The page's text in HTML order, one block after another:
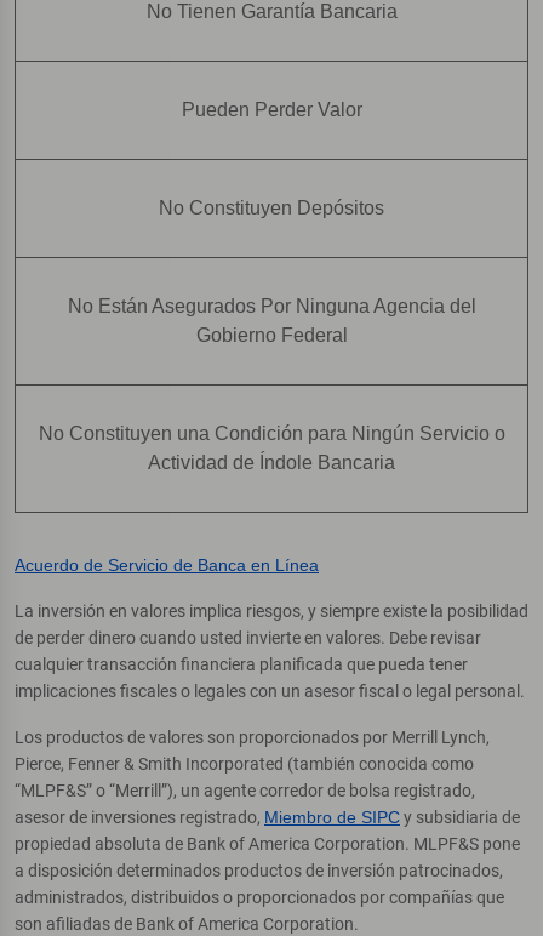
No Tienen Garantía Bancaria
Pueden Perder Valor
No Constituyen Depósitos
No Están Asegurados Por Ninguna Agencia del
Gobierno Federal
No Constituyen una Condición para Ningún Servicio o
Actividad de Índole Bancaria
Acuerdo de Servicio de Banca en Línea
La inversión en valores implica riesgos, y siempre existe la posibilidad
de perder dinero cuando usted invierte en valores. Debe revisar
cualquier transacción financiera planificada que pueda tener
implicaciones fiscales o legales con un asesor fiscal o legal personal.
Los productos de valores son proporcionados por Merrill Lynch,
Pierce, Fenner & Smith Incorporated (también conocida como
“MLPF&S” o “Merrill”), un agente corredor de bolsa registrado,
asesor de inversiones registrado, Miembro de SIPCy subsidiaria de
propiedad absoluta de Bank of America Corporation. MLPF&S pone
a disposición determinados productos de inversión patrocinados,
administrados, distribuidos o proporcionados por compañías que
son afiliadas de Bank of America Corporation.